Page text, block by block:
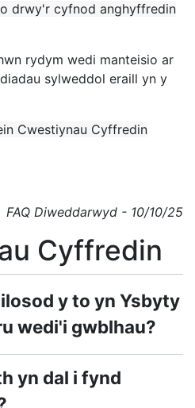
drwy'r cyfnod anghyffredin
rydym wedi manteisio ar
sylweddol eraill yn y
Cwestiynau Cyffredin
FAQ Diweddarwyd - 10/10/25
Cyffredin
y to yn Ysbyty
wedi'i gwblhau?
yn dal i fynd